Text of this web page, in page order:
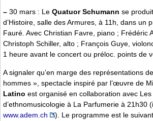
– 30 mars : Le Quatuor Schumann se
d’Histoire, salle des Armures, à 11h, dans un
Fauré. Avec Christian Favre, piano ; Frédéric
Christoph Schiller, alto ; François Guye,
1 heure avant le concert ou préloc. points de
A signaler qu’en marge des représentations
hommes », spectacle inspiré par l’œuvre de
Latino est organisé en collaboration avec Les
d’ethnomusicologie à La Parfumerie à 21h30
www.adem.ch
). Le programme est le